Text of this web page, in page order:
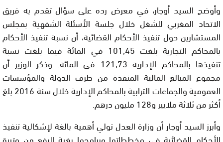
وأوضح السيد أوجار، في معرض رده على سؤال تقدم به فريق
الاتحاد المغربي للشغل خلال جلسة الأسئلة الشفهية بمجلس
المستشارين حول تنفيذ الأحكام القضائية، أن نسبة تنفيذ الأحكام
بالمحاكم التجارية بلغت 101,45 في المائة فيما بلغت نسبة
تنفيذها بالمحاكم الإدارية 121,73 في المائة. وذكر الوزير أن
مجموع المبالغ المالية المنفذة من طرف الدولة والمؤسسات
العمومية والجماعات الترابية بالمحاكم الإدارية خلال سنة 2016 بلغ
أكثر من ثلاثة ملايير و128 مليون درهم.
وأبرز السيد أوجار أن وزارة العدل تولي أهمية بالغة لإشكالية تنفيذ
الأحكام القضائية في مخططاتها وبرامجها بغية الرفع من وتيرة